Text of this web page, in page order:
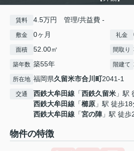
賃料 4.5万円 管理/共益費 -
敷金 0ヶ月 礼金
面積 52.00㎡ 間取り
築年数 築55年 階建て
所在地 福岡県久留米市合川町2041-1
交通 西鉄大牟田線 「西鉄久留米 」駅
西鉄大牟田線 「櫛原 」駅 徒歩
西鉄大牟田線 「宮の陣」駅 徒歩
物件の特徴